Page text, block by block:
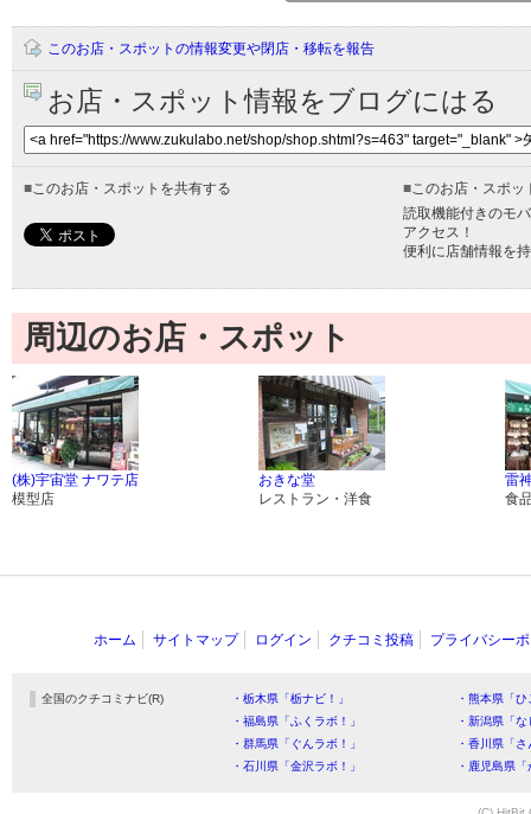
このお店・スポットの情報変更や閉店・移転を報告
お店・スポット情報をブログにはる
■このお店・スポットを共有する ■このお店・スポッ
読取機能付きのモ
アクセス！
便利に店舗情報を
周辺のお店・スポット
(株)宇宙堂 ナワテ店
模型店
おきな堂
レストラン・洋食
雷
食
ホーム サイトマップ ログイン クチコミ投稿 プライバシー
全国のクチコミナビ(R) ・栃木県「栃ナビ！」
・熊本県「
・福島県「ふくラボ！」
・新潟県「
・群馬県「ぐんラボ！」
・香川県「
・石川県「金沢ラボ！」
・鹿児島県